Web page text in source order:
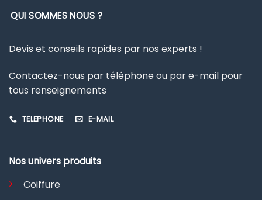
QUI SOMMES NOUS ?
Devis et conseils rapides par nos experts !
Contactez-nous par téléphone ou par e-mail pour
tous renseignements
TELEPHONE E-MAIL
Nos univers produits
Coiffure